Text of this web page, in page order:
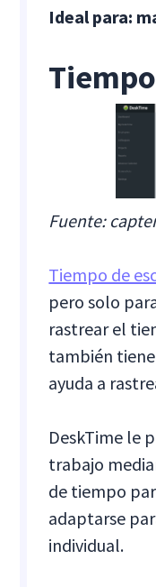
Ideal para:
Fuente:
Tiempo de
pero solo
rastrear el
también
ayuda a
DeskTime le
trabajo
de tiempo
adaptarse
individual.